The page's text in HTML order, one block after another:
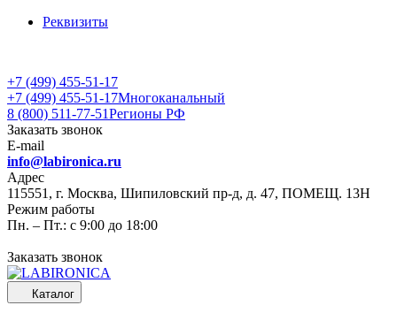
Реквизиты
+7 (499) 455-51-17
+7 (499) 455-51-17Многоканальный
8 (800) 511-77-51Регионы РФ
Заказать звонок
E-mail
info@labironica.ru
Адрес
115551, г. Москва, Шипиловский пр-д, д. 47, ПОМЕЩ. 13Н
Режим работы
Пн. – Пт.: с 9:00 до 18:00
Заказать звонок
Каталог